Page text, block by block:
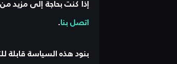
إذا كنت بحاجة إلى مزيد
اتصل بنا.
بنود هذه السياسة قابلة